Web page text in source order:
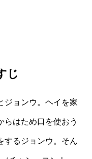
じ
ジョンウ。ヘイを家
らはため口を使おう
するジョンウ。そん